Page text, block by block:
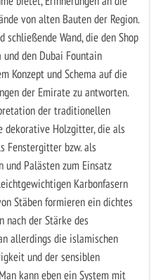
von alten Bauten der Region.
Wand, die den Shop
den Dubai Fountain
Konzept und Schema auf die
der Emirate zu antworten.
der traditionellen
Holzgitter, die als
Fenstergitter bzw. als
und Palästen zum Einsatz
Karbonfasern
Stäben formieren ein dichtes
nach der Stärke des
allerdings die islamischen
und der sensiblen
kann eben ein System mit